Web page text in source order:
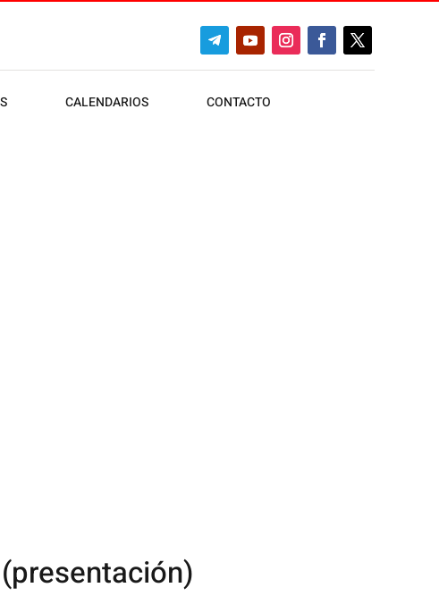
CALENDARIOS CONTACTO